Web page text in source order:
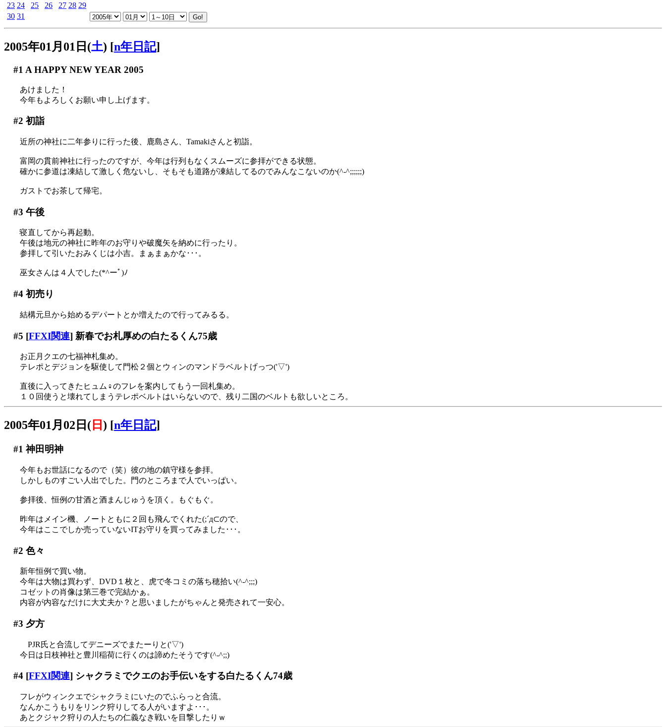
23 24 25 26 27 28 29
30 31
2005年01月01日(土) [n年日記]
#1 A HAPPY NEW YEAR 2005
あけました！
今年もよろしくお願い申し上げます。
#2 初詣
近所の神社に二年参りに行った後、鹿島さん、Tamakiさんと初詣。
富岡の貫前神社に行ったのですが、今年は行列もなくスムーズに参拝ができる状態。
確かに参道は凍結して激しく危ないし、そもそも道路が凍結してるのでみんなこないのか(^-^;;;;;;)
ガストでお茶して帰宅。
#3 午後
寝直してから再起動。
午後は地元の神社に昨年のお守りや破魔矢を納めに行ったり。
参拝して引いたおみくじは小吉。まぁまぁかな･･･。
巫女さんは４人でした(*^ーﾟ)ﾉ
#4初売り
結構元旦から始めるデパートとか増えたので行ってみるる。
#5 [FFXI関連] 新春でお札厚めの白たるくん75歳
お正月クエの七福神札集め。
テレポとデジョンを駆使して門松２個とウィンのマンドラベルトげっつ('▽')
直後に入ってきたヒュム♀のフレを案内してもう一回札集め。
１０回使うと壊れてしまうテレポベルトはいらないので、残り二国のベルトも欲しいところ。
2005年01月02日( 日 ) [n年日記]
#1 神田明神
今年もお世話になるので（笑）彼の地の鎮守様を参拝。
しかしものすごい人出でした。門のところまで人でいっぱい。
参拝後、恒例の甘酒と酒まんじゅうを頂く。もぐもぐ。
昨年はメイン機、ノートともに２回も飛んでくれた(;´д⊂ので、
今年はここでしか売っていないITお守りを買ってみました･･･。
#2 色々
新年恒例で買い物。
今年は大物は買わず、DVD１枚と、虎で冬コミの落ち穂拾い(^-^;;;)
コゼットの肖像は第三巻で完結かぁ。
内容が内容なだけに大丈夫か？と思いましたがちゃんと発売されて一安心。
#3 夕方
PJR氏と合流してデニーズでまたーりと('▽')
今日は日枝神社と豊川稲荷に行くのは諦めたそうです(^-^;;)
#4[FFXI関連] シャクラミでクエのお手伝いをする白たるくん74歳
フレがウィンクエでシャクラミにいたのでふらっと合流。
なんかこうもりをリンク狩りしてる人がいますよ･･･。
あとクジャク狩りの人たちの仁義なき戦いを目撃したりｗ